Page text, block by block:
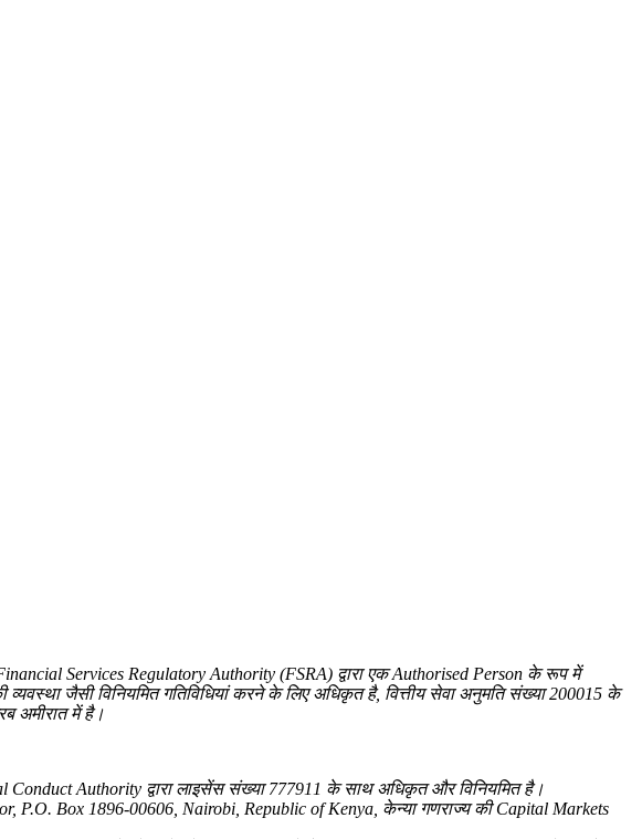
Services Regulatory Authority (FSRA) द्वारा एक Authorised Person के रूप में
जैसी विनियमित गतिविधियां करने के लिए अधिकृत है, वित्तीय सेवा अनुमति संख्या 200015 के
अमीरात में है।
Authority द्वारा लाइसेंस संख्या 777911 के साथ अधिकृत और विनियमित है।
Box 1896-00606, Nairobi, Republic of Kenya, केन्या गणराज्य की Capital Markets